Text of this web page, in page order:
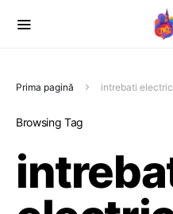
Prima pagină intrebati
Browsing Tag